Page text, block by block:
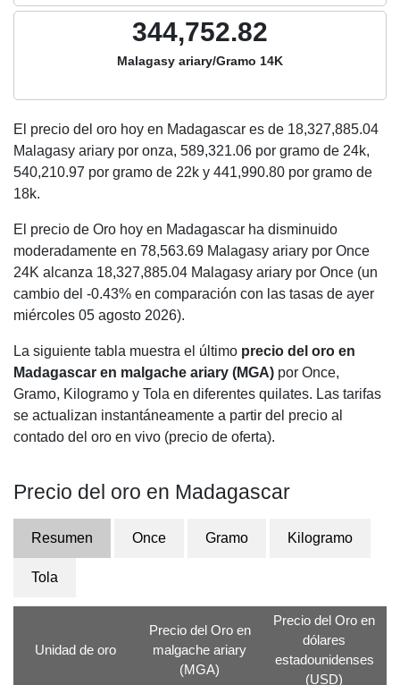
344,752.82
Malagasy ariary/Gramo 14K
El precio del oro hoy en Madagascar es de 18,327,885.04
Malagasy ariary por onza, 589,321.06 por gramo de 24k,
540,210.97 por gramo de 22k y 441,990.80 por gramo de
18k.
El precio de Oro hoy en Madagascar ha disminuido
moderadamente en 78,563.69 Malagasy ariary por Once
24K alcanza 18,327,885.04 Malagasy ariary por Once (un
cambio del -0.43% en comparación con las tasas de ayer
miércoles 05 agosto 2026).
La siguiente tabla muestra el último precio del oro en
Madagascar en malgache ariary (MGA) por Once,
Gramo, Kilogramo y Tola en diferentes quilates. Las tarifas
se actualizan instantáneamente a partir del precio al
contado del oro en vivo (precio de oferta).
Precio del oro en Madagascar
Resumen Once Gramo Kilogramo
Tola
Unidad de oro
Precio del Oro en
malgache ariary
(MGA)
Precio del Oro en
dólares
estadounidenses
(USD)